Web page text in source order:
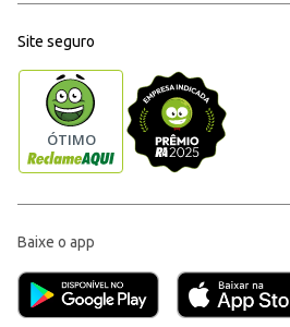
Site seguro
Baixe o app